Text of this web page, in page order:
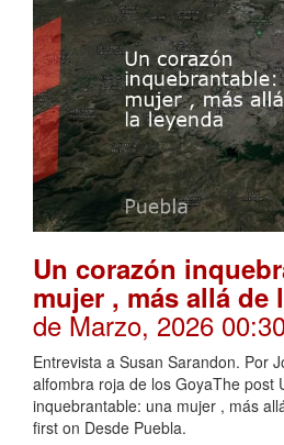
Un corazón
mujer , más allá de
de Marzo, 2026
Entrevista a Susan Sarandon. Por
alfombra roja de los GoyaThe post
inquebrantable: una mujer , más
first on Desde Puebla.